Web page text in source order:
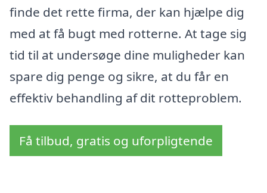
finde det rette firma, der kan hjælpe dig
med at få bugt med rotterne. At tage sig
tid til at undersøge dine muligheder kan
spare dig penge og sikre, at du får en
effektiv behandling af dit rotteproblem.
Få tilbud, gratis og uforpligtende